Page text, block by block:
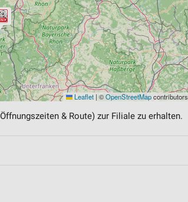
Leaflet | ©OpenStreetMapcontributors
& Route) zur Filiale zu erhalten.